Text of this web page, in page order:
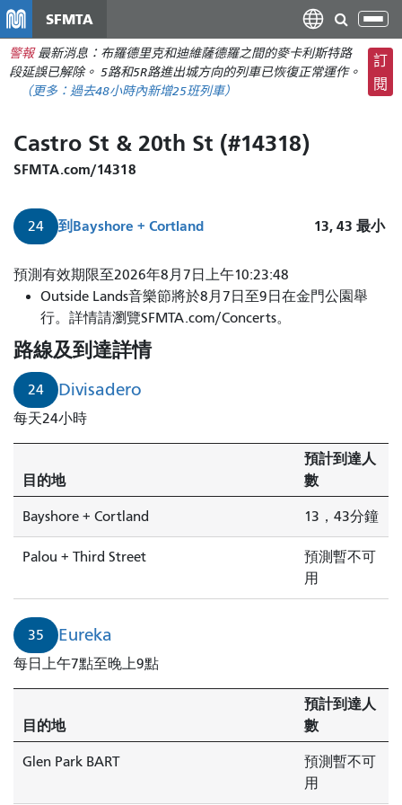
主
要
內
SFMTA
切
換
導
航
警報 最新消息：布羅德里克和迪維薩德羅之間的麥卡利斯特路
段延誤已解除。 5路和5R路進出城方向的列車已恢復正常運作。
（更多： 過去48小時內新增25班列車）
訂
閱
Castro St & 20th St (#14318)
SFMTA.com/14318
24 到 Bayshore + Cortland 13, 43 最小
預測有效期限至2026年8月7日上午10:23:48
Outside Lands音樂節將於8月7日至9日在金門公園舉
行。詳情請瀏覽SFMTA.com/Concerts。
路線及到達詳情
24 Divisadero
每天24小時
目的地
預計到達人
數
Bayshore + Cortland 13，43分鐘
Palou + Third Street
預測暫不可
用
35 Eureka
每日上午7點至晚上9點
目的地
預計到達人
數
Glen Park BART
預測暫不可
用